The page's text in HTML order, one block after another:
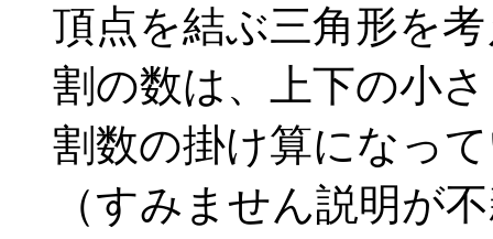
頂点を結ぶ三角形を
割の数は、上下の小
割数の掛け算になっ
（すみません説明が